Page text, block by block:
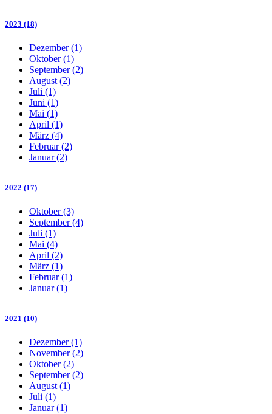
2023 (18)
Dezember (1)
Oktober (1)
September (2)
August (2)
Juli (1)
Juni (1)
Mai (1)
April (1)
März (4)
Februar (2)
Januar (2)
2022 (17)
Oktober (3)
September (4)
Juli (1)
Mai (4)
April (2)
März (1)
Februar (1)
Januar (1)
2021 (10)
Dezember (1)
November (2)
Oktober (2)
September (2)
August (1)
Juli (1)
Januar (1)